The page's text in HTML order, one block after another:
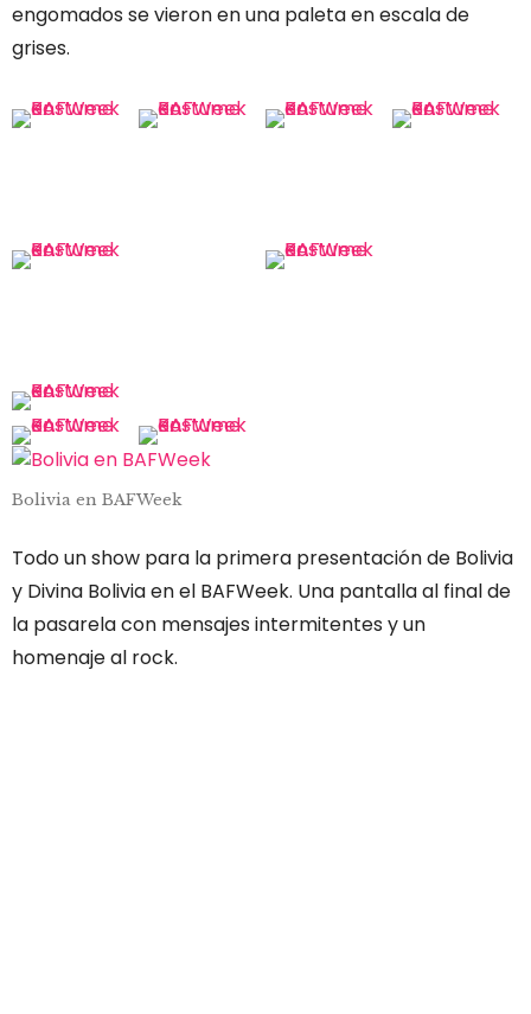
engomados se vieron en una paleta en escala de
grises.
Bolivia en BAFWeek
Todo un show para la primera presentación de Bolivia
y Divina Bolivia en el BAFWeek. Una pantalla al final de
la pasarela con mensajes intermitentes y un
homenaje al rock.